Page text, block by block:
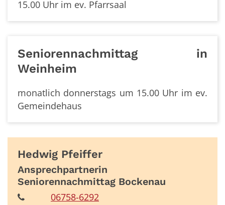
15.00 Uhr im ev. Pfarrsaal
Seniorennachmittag in
Weinheim
monatlich donnerstags um 15.00 Uhr im ev.
Gemeindehaus
Hedwig Pfeiffer
Ansprechpartnerin
Seniorennachmittag Bockenau
06758-6292